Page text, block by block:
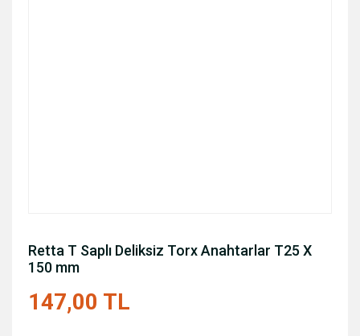
Retta T Saplı Deliksiz Torx Anahtarlar T25 X
150 mm
147,00 TL